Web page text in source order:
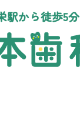
駅から徒歩5分